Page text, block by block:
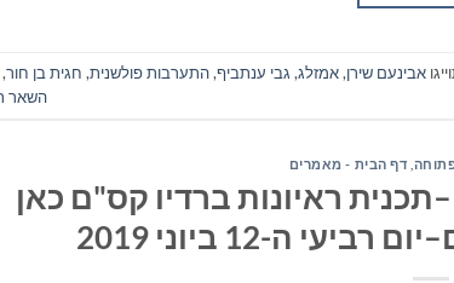
אבינעם שירן,אמזלג, גבי ענתביף,התערבות פולשנית, חגית בן חור,
השאר
דף הבית - מאמרים
ראיונות ברדיו קס"ם כאן